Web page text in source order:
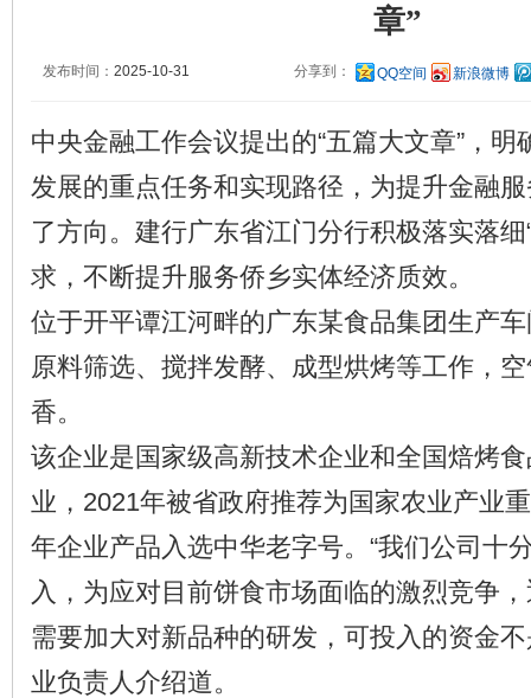
章”
发布时间： 2025-10-31 分享到： QQ空间 新浪微博
中央金融工作会议提出的“五篇大文章”，
发展的重点任务和实现路径，为提升金融
了方向。建行广东省江门分行积极落实落细
求，不断提升服务侨乡实体经济质效。
位于开平谭江河畔的广东某食品集团生产
原料筛选、搅拌发酵、成型烘烤等工作，
香。
该企业是国家级高新技术企业和全国焙烤
业，2021年被省政府推荐为国家农业产业
年企业产品入选中华老字号。“我们公司十
入，为应对目前饼食市场面临的激烈竞争
需要加大对新品种的研发，可投入的资金
业负责人介绍道。